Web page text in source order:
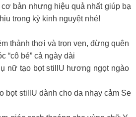
bản nhưng hiệu quả nhất giúp bạ
trong kỳ kinh nguyệt nhé!
thảnh thơi và trọn vẹn, đừng quên
“cô bé” cả ngày dài
nữ tạo bọt stillU hương ngọt ngào
bọt stillU dành cho da nhạy cảm Se